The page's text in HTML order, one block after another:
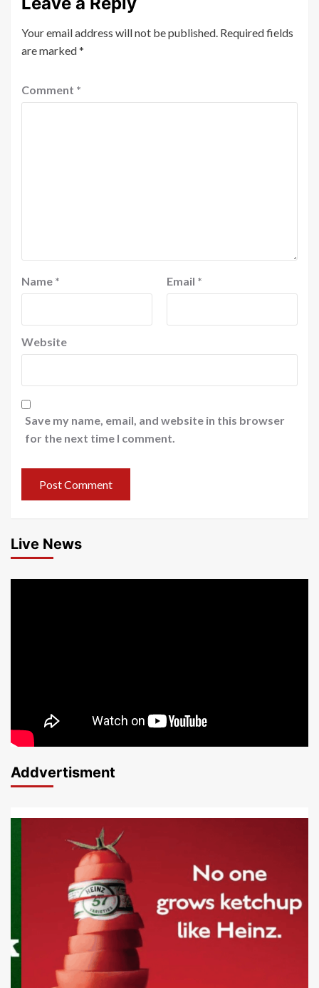
Your email address will not be published. Required fields
are marked*
Comment *
Name * Email *
Website
Save my name, email, and website in this browser
for the next time I comment.
Live News
Addvertisment